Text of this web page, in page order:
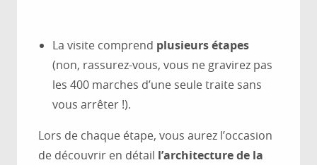
La visite comprend plusieurs étapes
(non, rassurez-vous, vous ne gravirez pas
les 400 marches d’une seule traite sans
vous arrêter !).
Lors de chaque étape, vous aurez l’occasion
de découvrir en détail l’architecture de la